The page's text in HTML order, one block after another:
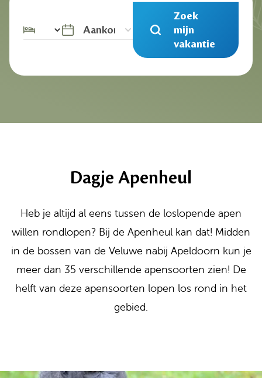
Zoek
mijn
vakantie
Dagje Apenheul
Heb je altijd al eens tussen de loslopende apen
willen rondlopen? Bij de Apenheul kan dat! Midden
in de bossen van de Veluwe nabij Apeldoorn kun je
meer dan 35 verschillende apensoorten zien! De
helft van deze apensoorten lopen los rond in het
gebied.